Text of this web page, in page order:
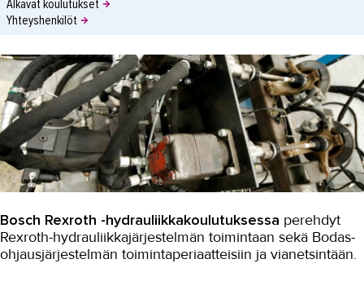
YHTEYSTIEDOT
Alkavat koulutukset
Yhteyshenkilöt
Bosch Rexroth -hydrauliikkakoulutuksessa perehdyt
Rexroth-hydrauliikkajärjestelmän toimintaan sekä Bodas-
ohjausjärjestelmän toimintaperiaatteisiin ja vianetsintään.